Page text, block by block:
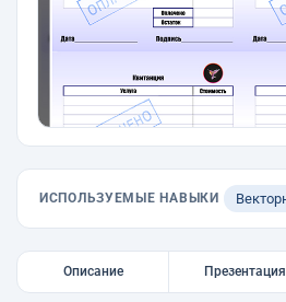
ИСПОЛЬЗУЕМЫЕ НАВЫКИ
Описание Презентация